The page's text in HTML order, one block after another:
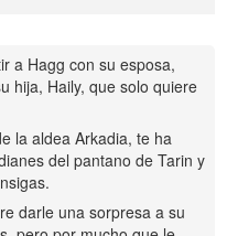
a Hagg con su esposa,
hija, Haily, que solo quiere
la aldea Arkadia, te ha
del pantano de Tarin y
darle una sorpresa a su